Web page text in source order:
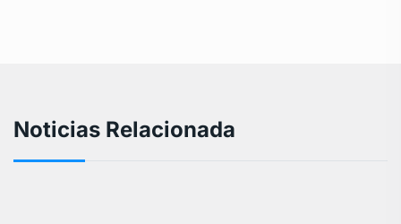
Noticias Relacionada